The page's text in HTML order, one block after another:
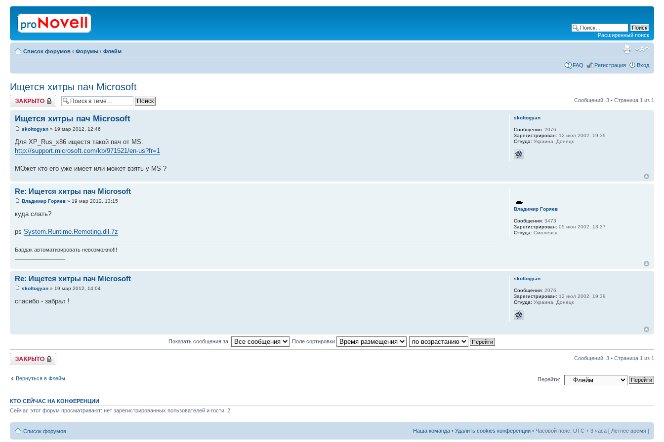
Расширенный поиск
Список форумов ‹ Форумы ‹ Флейм
FAQ Регистрация Вход
Ищется хитры пач Microsoft
Закрыто Сообщений: 3 • Страница 1 из 1
Ищется хитры пач Microsoft
skoltogyan » 19 мар 2012, 12:46
Для XP_Rus_x86 ищестя такой пач от MS:
http://support.microsoft.com/kb/971521/en-us?fr=1
МОжет кто его уже имеет или может взять у MS ?
skoltogyan
Сообщения: 2076
Зарегистрирован: 12 июл 2002, 19:39
Откуда: Украина, Донецк
Re: Ищется хитры пач Microsoft
Владимир Горяев » 19 мар 2012, 13:15
куда слать?
ps System.Runtime.Remoting.dll.7z
Бардак автоматизировать невозможно!!!
Владимир Горяев
Сообщения: 3473
Зарегистрирован: 05 июн 2002, 13:37
Откуда: Смоленск
Re: Ищется хитры пач Microsoft
skoltogyan » 19 мар 2012, 14:04
спасибо - забрал !
skoltogyan
Сообщения: 2076
Зарегистрирован: 12 июл 2002, 19:39
Откуда: Украина, Донецк
Показать сообщения за: Поле сортировки
Закрыто Сообщений: 3 • Страница 1 из 1
Вернуться в Флейм Перейти:
КТО СЕЙЧАС НА КОНФЕРЕНЦИИ
Сейчас этот форум просматривают: нет зарегистрированных пользователей и гости: 2
Список форумов Наша команда • Удалить cookies конференции • Часовой пояс: UTC + 3 часа [ Летнее время ]